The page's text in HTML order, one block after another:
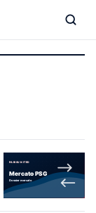
PSG